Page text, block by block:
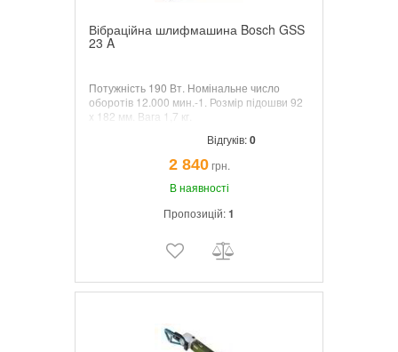
Вібраційна шлифмашина Bosch GSS
23 A
Потужність 190 Вт. Номінальне число
оборотів 12.000 мин.-1. Розмір підошви 92
x 182 мм. Вага 1,7 кг.
Відгуків:0
2 840грн.
В наявності
Пропозицій:1